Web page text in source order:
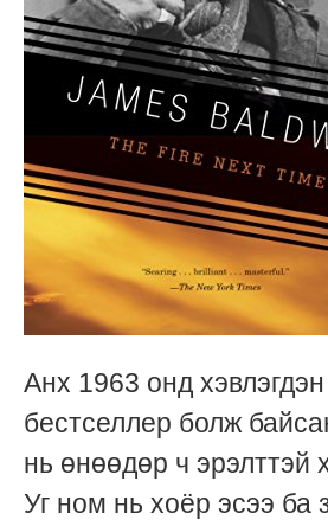
Анх 1963 онд
бестселлер болж
нь өнөөдөр ч эрэлттэй
Уг ном нь хоёр эсээ ба